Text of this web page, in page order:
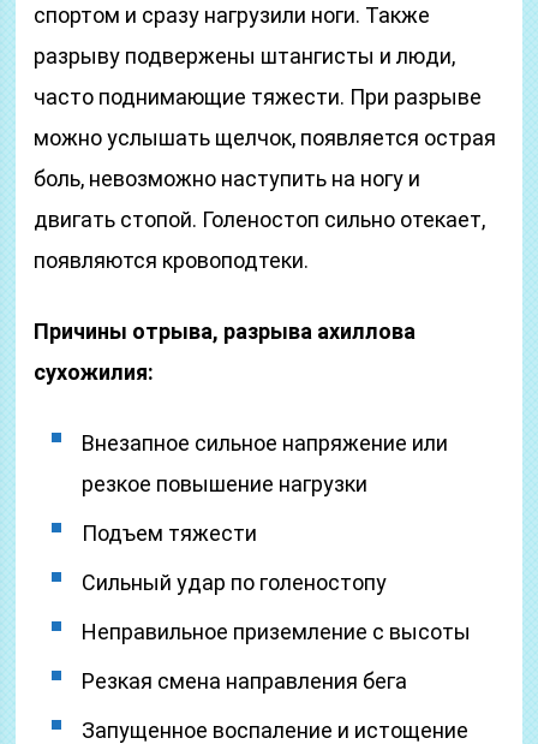
спортом и сразу нагрузили ноги. Также
разрыву подвержены штангисты и люди,
часто поднимающие тяжести. При разрыве
можно услышать щелчок, появляется острая
боль, невозможно наступить на ногу и
двигать стопой. Голеностоп сильно отекает,
появляются кровоподтеки.
Причины отрыва, разрыва ахиллова
сухожилия:
Внезапное сильное напряжение или
резкое повышение нагрузки
Подъем тяжести
Сильный удар по голеностопу
Неправильное приземление с высоты
Резкая смена направления бега
Запущенное воспаление и истощение